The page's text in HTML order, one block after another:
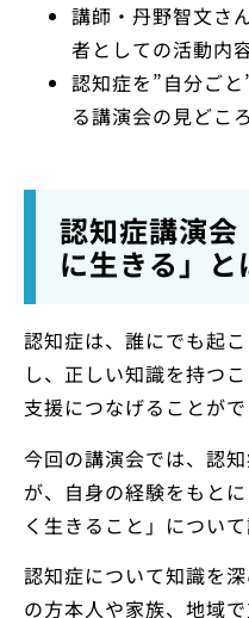
講師・丹野智文さ
者としての活動内
認知症を”自分ご
る講演会の見どころ
認知症講演会
に生きる」と
認知症は、誰にでも起
し、正しい知識を持つ
支援につなげることがで
今回の講演会では、認
が、自身の経験をもと
く生きること」について
認知症について知識を
の方本人や家族、地域